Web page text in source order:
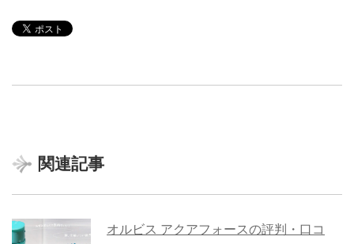
関連記事
オルビス アクアフォースの評判・口コ